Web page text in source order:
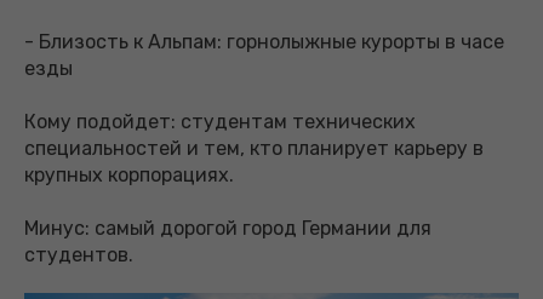
- Близость к Альпам: горнолыжные курорты в часе
езды
Кому подойдет: студентам технических
специальностей и тем, кто планирует карьеру в
крупных корпорациях.
Минус: самый дорогой город Германии для
студентов.